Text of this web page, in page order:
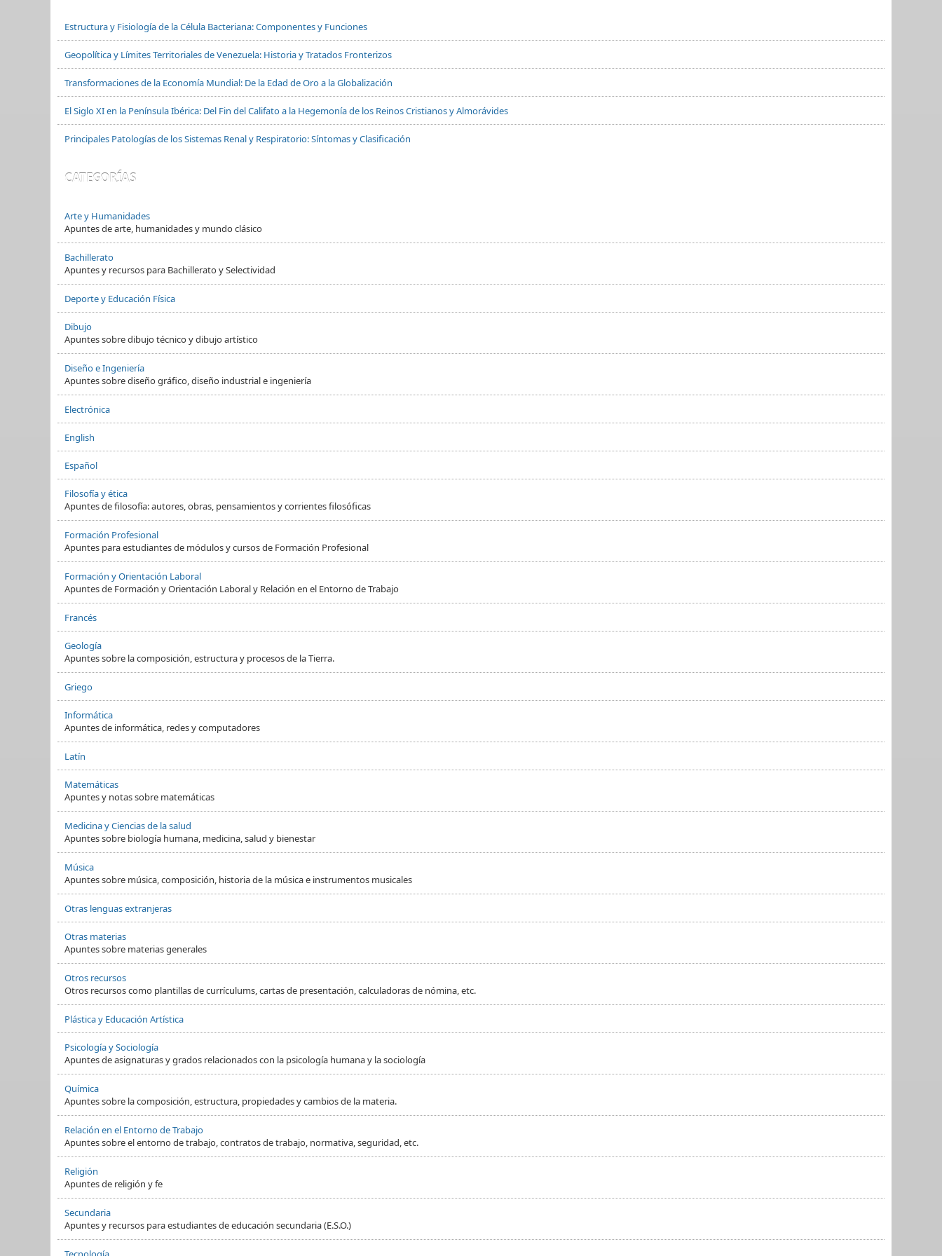
Estructura y Fisiología de la Célula Bacteriana: Componentes y Funciones
Geopolítica y Límites Territoriales de Venezuela: Historia y Tratados Fronterizos
Transformaciones de la Economía Mundial: De la Edad de Oro a la Globalización
El Siglo XI en la Península Ibérica: Del Fin del Califato a la Hegemonía de los Reinos Cristianos y Almorávides
Principales Patologías de los Sistemas Renal y Respiratorio: Síntomas y Clasificación
CATEGORÍAS
Arte y Humanidades
Apuntes de arte, humanidades y mundo clásico
Bachillerato
Apuntes y recursos para Bachillerato y Selectividad
Deporte y Educación Física
Dibujo
Apuntes sobre dibujo técnico y dibujo artístico
Diseño e Ingeniería
Apuntes sobre diseño gráfico, diseño industrial e ingeniería
Electrónica
English
Español
Filosofía y ética
Apuntes de filosofía: autores, obras, pensamientos y corrientes filosóficas
Formación Profesional
Apuntes para estudiantes de módulos y cursos de Formación Profesional
Formación y Orientación Laboral
Apuntes de Formación y Orientación Laboral y Relación en el Entorno de Trabajo
Francés
Geología
Apuntes sobre la composición, estructura y procesos de la Tierra.
Griego
Informática
Apuntes de informática, redes y computadores
Latín
Matemáticas
Apuntes y notas sobre matemáticas
Medicina y Ciencias de la salud
Apuntes sobre biología humana, medicina, salud y bienestar
Música
Apuntes sobre música, composición, historia de la música e instrumentos musicales
Otras lenguas extranjeras
Otras materias
Apuntes sobre materias generales
Otros recursos
Otros recursos como plantillas de currículums, cartas de presentación, calculadoras de nómina, etc.
Plástica y Educación Artística
Psicología y Sociología
Apuntes de asignaturas y grados relacionados con la psicología humana y la sociología
Química
Apuntes sobre la composición, estructura, propiedades y cambios de la materia.
Relación en el Entorno de Trabajo
Apuntes sobre el entorno de trabajo, contratos de trabajo, normativa, seguridad, etc.
Religión
Apuntes de religión y fe
Secundaria
Apuntes y recursos para estudiantes de educación secundaria (E.S.O.)